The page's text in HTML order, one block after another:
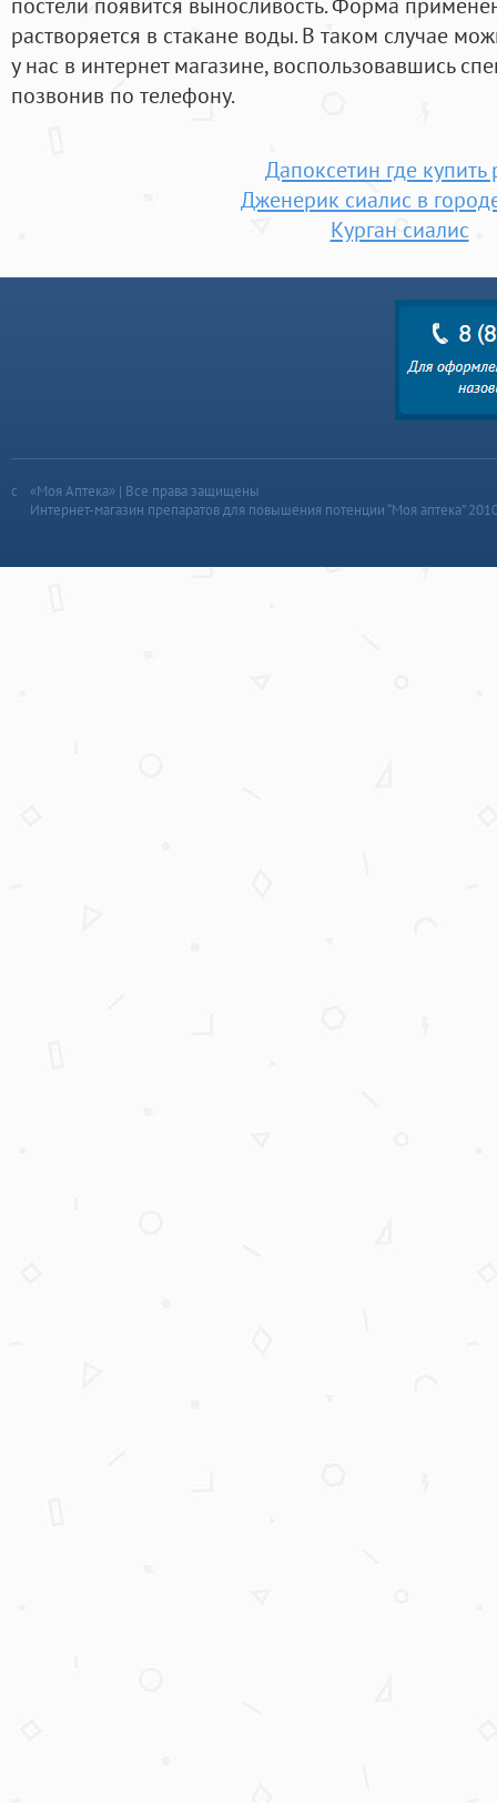
растворяется в стакане воды. В таком случае
у нас в интернет магазине, воспользовавшись
позвонив по телефону.
Дапоксетин где купить
Дженерик сиалис в
Курган сиалис
«Моя Аптека» | Все права защищены
Интернет-магазин препаратов для повышения потенции “Моя аптека”